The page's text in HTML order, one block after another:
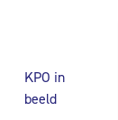
KPO in
beeld